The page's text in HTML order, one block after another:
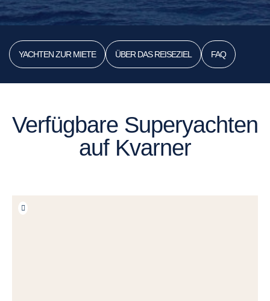
YACHTEN ZUR MIETE ÜBER DAS REISEZIEL FAQ
Verfügbare Superyachten
auf Kvarner